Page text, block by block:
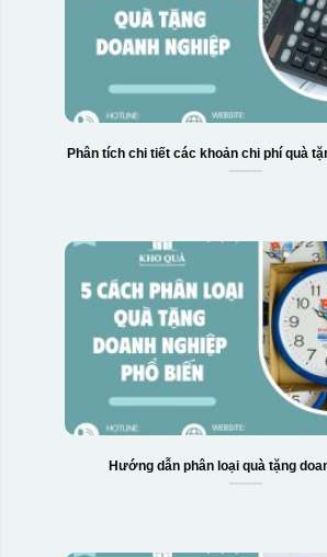
Phân tích chi tiết các khoản chi phí quà
Hướng dẫn phân loại quà tặng